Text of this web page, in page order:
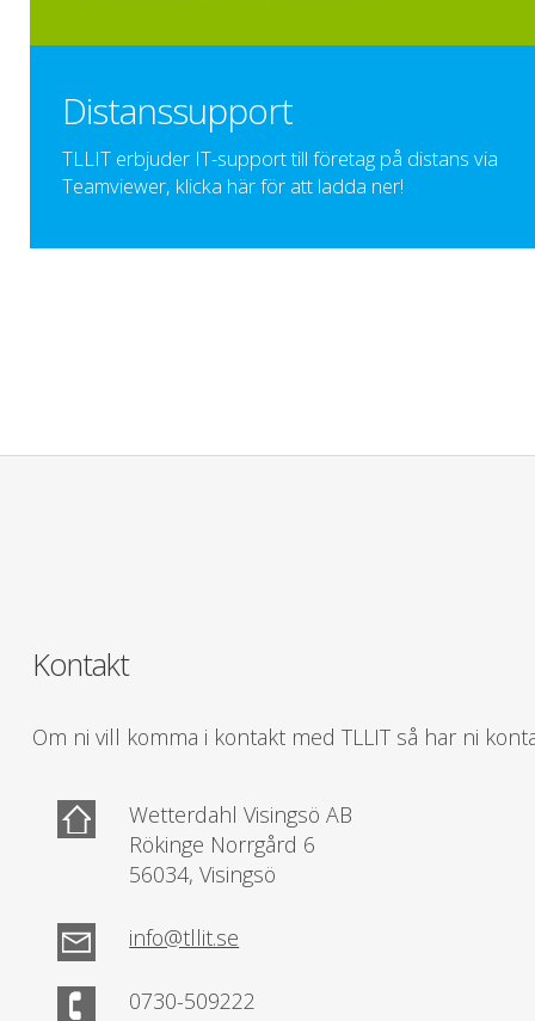
Distanssupport
TLLIT erbjuder IT-support till företag på distans via
Teamviewer, klicka här för att ladda ner!
Kontakt
Om ni vill komma i kontakt med TLLIT så har ni
​Wetterdahl Visingsö AB
Rökinge Norrgård 6
56034, Visingsö
info@tllit.se
0730-509222